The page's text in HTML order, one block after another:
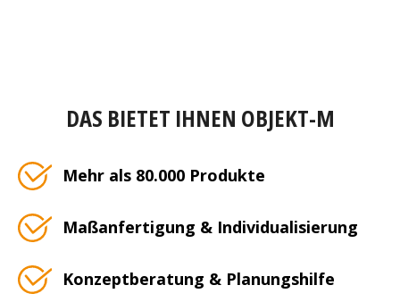
DAS BIETET IHNEN OBJEKT-M
Mehr als 80.000 Produkte
Maßanfertigung & Individualisierung
Konzeptberatung & Planungshilfe